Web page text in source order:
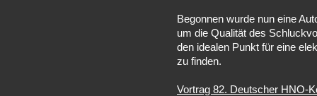
Begonnen wurde nun eine
um die Qualität des
den idealen Punkt für eine
zu finden.
Vortrag 82. Deutscher HNO-